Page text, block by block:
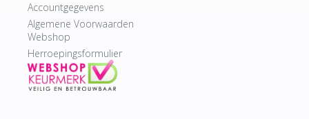
Accountgegevens
Algemene Voorwaarden
Webshop
Herroepingsformulier